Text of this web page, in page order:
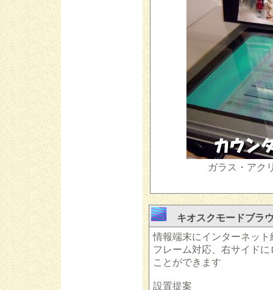
ガラス・アク
キオスクモードブラ
情報端末にインターネッ
フレーム対応、右サイド
ことができます
設置提案